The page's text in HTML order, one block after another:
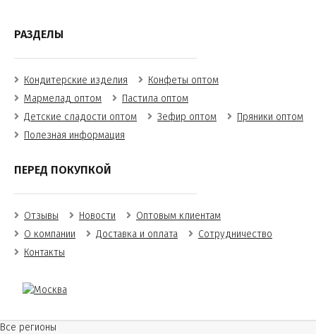
РАЗДЕЛЫ
Кондитерские изделия
Конфеты оптом
Мармелад оптом
Пастила оптом
Детские сладости оптом
Зефир оптом
Пряники оптом
Полезная информация
ПЕРЕД ПОКУПКОЙ
Отзывы Новости
Оптовым клиентам
О компании
Доставка и оплата
Сотрудничество
Контакты
Все регионы